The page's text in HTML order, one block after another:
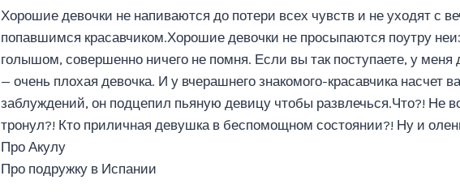
Хорошие девочки не напиваются до потери всех чувств и не уходят с
попавшимся красавчиком.Хорошие девочки не просыпаются поутру
голышом, совершенно ничего не помня. Если вы так поступаете, у меня
— очень плохая девочка. И у вчерашнего знакомого-красавчика насчет
заблуждений, он подцепил пьяную девицу чтобы развлечься.Что?! Не
тронул?! Кто приличная девушка в беспомощном состоянии?! Ну и
Про Акулу
Про подружку в Испании